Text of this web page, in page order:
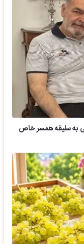
به سلیقه همسر خاص